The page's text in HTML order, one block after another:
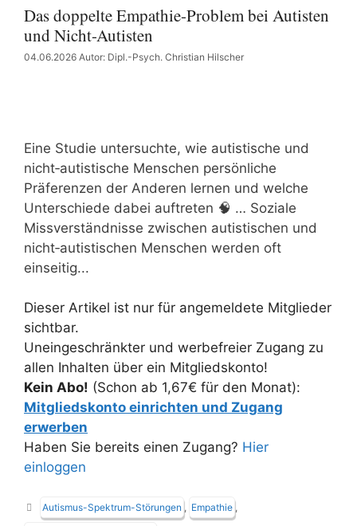
Das doppelte Empathie-Problem bei Autisten
und Nicht-Autisten
04.06.2026 Autor: Dipl.-Psych. Christian Hilscher
Eine Studie untersuchte, wie autistische und
nicht‑autistische Menschen persönliche
Präferenzen der Anderen lernen und welche
Unterschiede dabei auftreten 🧠 … Soziale
Missverständnisse zwischen autistischen und
nicht‑autistischen Menschen werden oft
einseitig...
Dieser Artikel ist nur für angemeldete Mitglieder
sichtbar.
Uneingeschränkter und werbefreier Zugang zu
allen Inhalten über ein Mitgliedskonto!
Kein Abo! (Schon ab 1,67€ für den Monat):
Mitgliedskonto einrichten und Zugang
erwerben
Haben Sie bereits einen Zugang? Hier
einloggen
Schlagwörter
Autismus-Spektrum-Störungen , Empathie ,